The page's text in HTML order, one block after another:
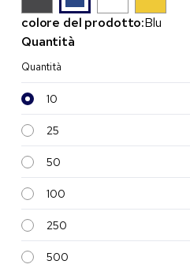
colore del prodotto:Blu
Quantità
Quantità
10
25
50
100
250
500